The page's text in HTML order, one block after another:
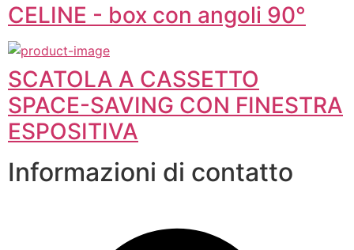
CELINE - box con angoli 90°
SCATOLA A CASSETTO
SPACE-SAVING CON FINESTRA
ESPOSITIVA
Informazioni di contatto